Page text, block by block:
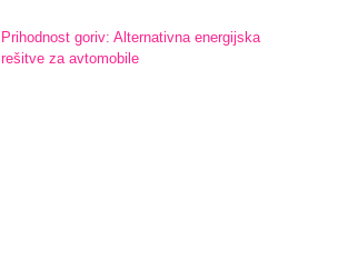
Prihodnost goriv: Alternativna energijska
rešitve za avtomobile